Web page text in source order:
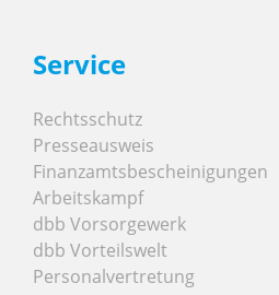
Service
Rechtsschutz
Presseausweis
Finanzamtsbescheinigungen
Arbeitskampf
dbb Vorsorgewerk
dbb Vorteilswelt
Personalvertretung